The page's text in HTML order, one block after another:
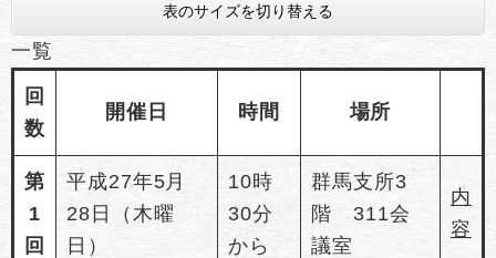
表のサイズを切り替える
一覧
回
数
開催日 時間 場所
第
1
回
平成27年5月
28日（木曜
日）
10時
30分
から
群馬支所3
階 311会
議室
内
容